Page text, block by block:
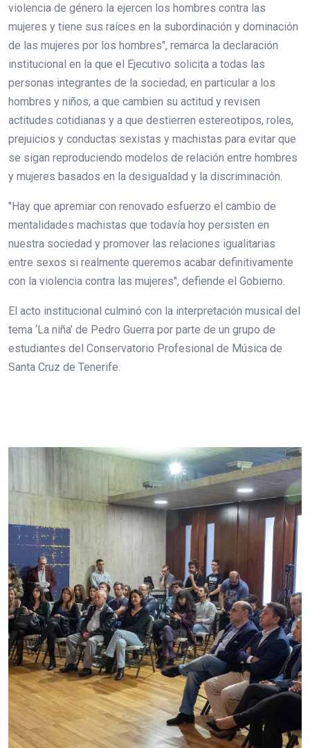
violencia de género la ejercen los hombres contra las
mujeres y tiene sus raíces en la subordinación y dominación
de las mujeres por los hombres", remarca la declaración
institucional en la que el Ejecutivo solicita a todas las
personas integrantes de la sociedad, en particular a los
hombres y niños, a que cambien su actitud y revisen
actitudes cotidianas y a que destierren estereotipos, roles,
prejuicios y conductas sexistas y machistas para evitar que
se sigan reproduciendo modelos de relación entre hombres
y mujeres basados en la desigualdad y la discriminación.
"Hay que apremiar con renovado esfuerzo el cambio de
mentalidades machistas que todavía hoy persisten en
nuestra sociedad y promover las relaciones igualitarias
entre sexos si realmente queremos acabar definitivamente
con la violencia contra las mujeres", defiende el Gobierno.
El acto institucional culminó con la interpretación musical del
tema ‘La niña’ de Pedro Guerra por parte de un grupo de
estudiantes del Conservatorio Profesional de Música de
Santa Cruz de Tenerife.